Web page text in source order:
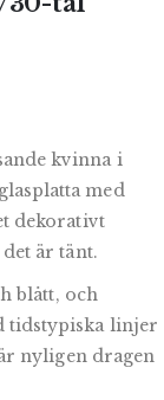
kvinna i
med
dekorativt
är tänt.
blått, och
tidstypiska linjer
nyligen dragen